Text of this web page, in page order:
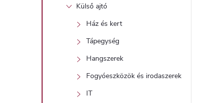
Külső ajtó
Ház és kert
Tápegység
Hangszerek
Fogyóeszközök és irodaszerek
IT